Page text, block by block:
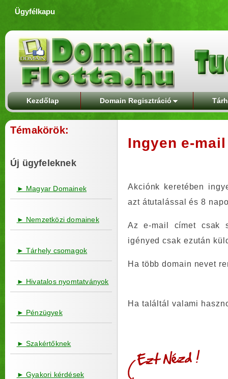
Ügyfélkapu
Kezdőlap Domain Regisztráció
Témakörök:
Új ügyfeleknek
► Magyar Domainek
► Nemzetközi domainek
► Tárhely csomagok
► Hivatalos nyomtatványok
► Pénzügyek
► Szakértőknek
► Gyakori kérdések
Ingyen e-
Akciónk keretében
azt átutalással és 8
Az e-mail címet csak
igényed csak ezután
Ha több domain nevet
Ha találtál valami